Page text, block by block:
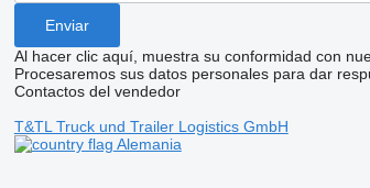
Al hacer clic aquí, muestra su conformidad con
Procesaremos sus datos personales para dar
Contactos del vendedor
T&TL Truck und Trailer Logistics GmbH
Alemania